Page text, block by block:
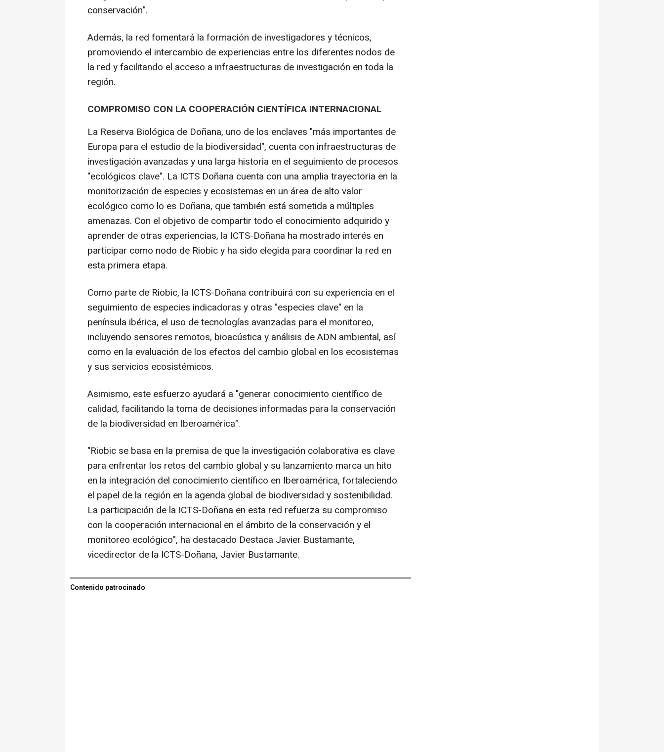
conservación".
Además, la red fomentará la formación de investigadores y técnicos,
promoviendo el intercambio de experiencias entre los diferentes nodos de
la red y facilitando el acceso a infraestructuras de investigación en toda la
región.
COMPROMISO CON LA COOPERACIÓN CIENTÍFICA INTERNACIONAL
La Reserva Biológica de Doñana, uno de los enclaves "más importantes de
Europa para el estudio de la biodiversidad", cuenta con infraestructuras de
investigación avanzadas y una larga historia en el seguimiento de procesos
"ecológicos clave". La ICTS Doñana cuenta con una amplia trayectoria en la
monitorización de especies y ecosistemas en un área de alto valor
ecológico como lo es Doñana, que también está sometida a múltiples
amenazas. Con el objetivo de compartir todo el conocimiento adquirido y
aprender de otras experiencias, la ICTS-Doñana ha mostrado interés en
participar como nodo de Riobic y ha sido elegida para coordinar la red en
esta primera etapa.
Como parte de Riobic, la ICTS-Doñana contribuirá con su experiencia en el
seguimiento de especies indicadoras y otras "especies clave" en la
península ibérica, el uso de tecnologías avanzadas para el monitoreo,
incluyendo sensores remotos, bioacústica y análisis de ADN ambiental, así
como en la evaluación de los efectos del cambio global en los ecosistemas
y sus servicios ecosistémicos.
Asimismo, este esfuerzo ayudará a "generar conocimiento científico de
calidad, facilitando la toma de decisiones informadas para la conservación
de la biodiversidad en Iberoamérica".
"Riobic se basa en la premisa de que la investigación colaborativa es clave
para enfrentar los retos del cambio global y su lanzamiento marca un hito
en la integración del conocimiento científico en Iberoamérica, fortaleciendo
el papel de la región en la agenda global de biodiversidad y sostenibilidad.
La participación de la ICTS-Doñana en esta red refuerza su compromiso
con la cooperación internacional en el ámbito de la conservación y el
monitoreo ecológico", ha destacado Destaca Javier Bustamante,
vicedirector de la ICTS-Doñana, Javier Bustamante.
Contenido patrocinado